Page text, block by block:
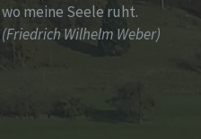
wo meine Seele ruht.
(Friedrich Wilhelm Weber)